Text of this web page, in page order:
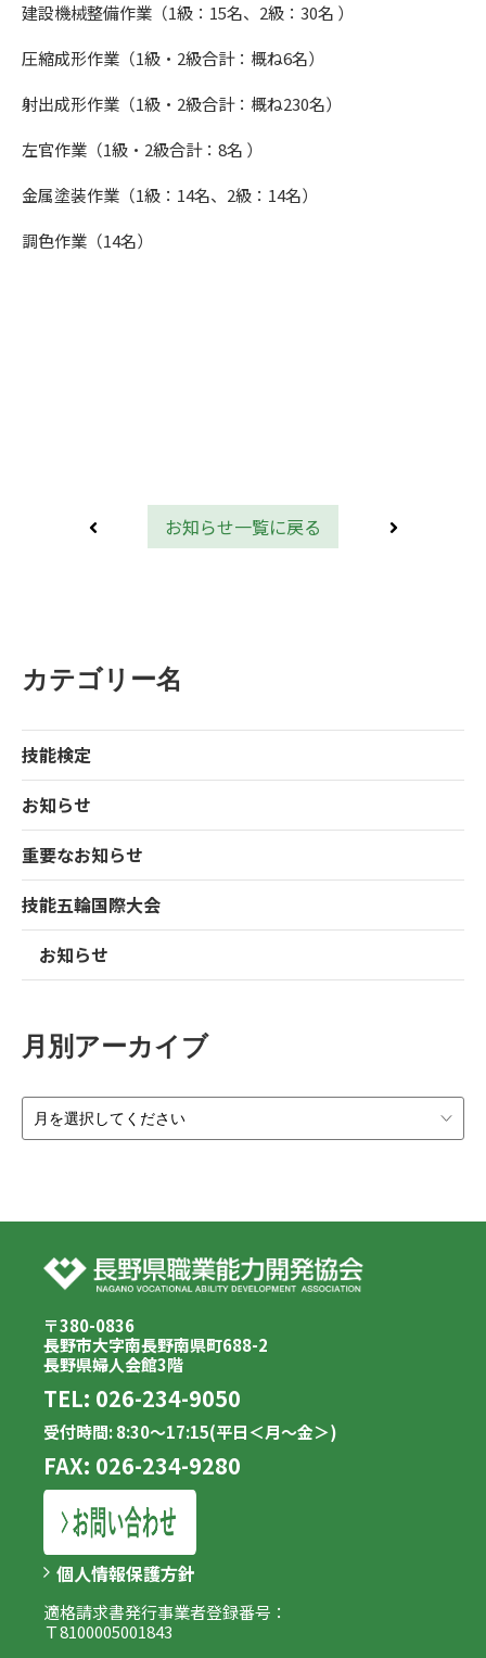
建設機械整備作業（1級：15名、2級：30名 ）
圧縮成形作業（1級・2級合計：概ね6名）
射出成形作業（1級・2級合計：概ね230名）
左官作業（1級・2級合計：8名 ）
金属塗装作業（1級：14名、2級：14名）
調色作業（14名）
前へ お知らせ一覧に戻る 次へ
カテゴリー名
技能検定
お知らせ
重要なお知らせ
技能五輪国際大会
お知らせ
月別アーカイブ
〒380-0836
長野市大字南長野南県町688-2
長野県婦人会館3階
TEL: 026-234-9050
受付時間: 8:30～17:15(平日＜月～金＞)
FAX: 026-234-9280
個人情報保護方針
適格請求書発行事業者登録番号：
Ｔ8100005001843